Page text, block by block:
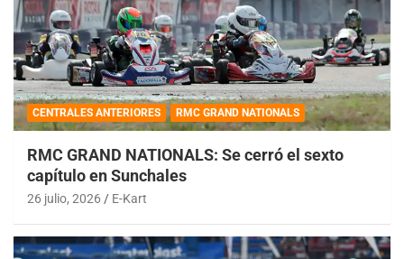
CENTRALES ANTERIORES RMC GRAND NATIONALS
RMC GRAND NATIONALS: Se cerró el sexto
capítulo en Sunchales
26 julio, 2026 E-Kart